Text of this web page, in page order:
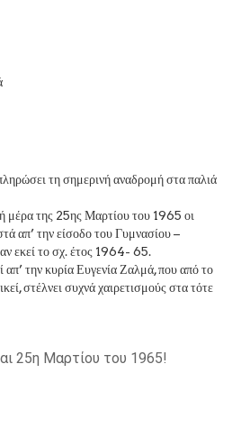
τη σημερινή αναδρομή στα παλιά
μέρα της 25ης Μαρτίου του 1965 οι
απ’ την είσοδο του Γυμνασίου –
εκεί το σχ. έτος 1964- 65.
την κυρία Ευγενία Ζαλμά, που από το
στέλνει συχνά χαιρετισμούς στα τότε
25η Μαρτίου του 1965!